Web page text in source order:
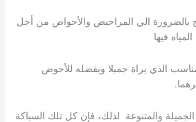
بالضرورة الي المراحيض والأحواض من أجل
فيها
الذي يراة جميلا ويفضله للأحوض
والمتنوعة لذلك، فإن كل تلك السباكة